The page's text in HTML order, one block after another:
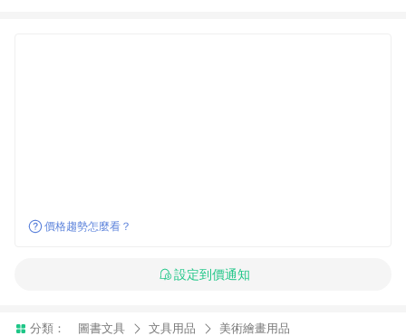
價格趨勢怎麼看？
設定到價通知
分類： 圖書文具 文具用品 美術繪畫用品